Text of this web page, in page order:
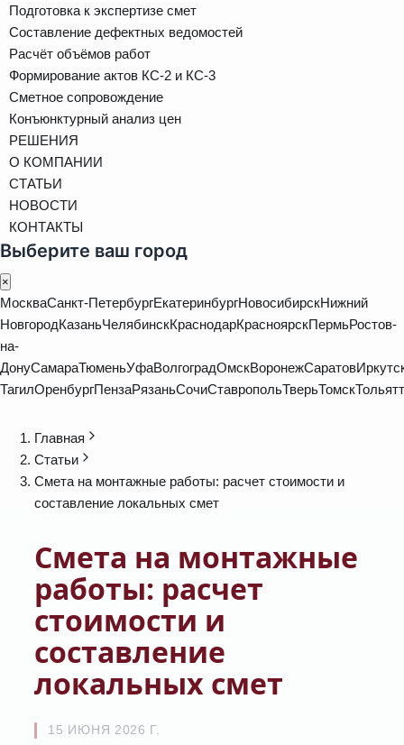
Подготовка к экспертизе смет
Составление дефектных ведомостей
Расчёт объёмов работ
Формирование актов КС-2 и КС-3
Сметное сопровождение
Конъюнктурный анализ цен
РЕШЕНИЯ
О КОМПАНИИ
СТАТЬИ
НОВОСТИ
КОНТАКТЫ
Выберите ваш город
×
МоскваСанкт-ПетербургЕкатеринбургНовосибирскНижний
НовгородКазаньЧелябинскКраснодарКрасноярскПермьРостов-
на-
ДонуСамараТюменьУфаВолгоградОмскВоронежСаратов
ТагилОренбургПензаРязаньСочиСтавропольТверьТомск
Главная
Статьи
Смета на монтажные работы: расчет стоимости и
составление локальных смет
Смета на монтажные
работы: расчет
стоимости и
составление
локальных смет
15 ИЮНЯ 2026 Г.